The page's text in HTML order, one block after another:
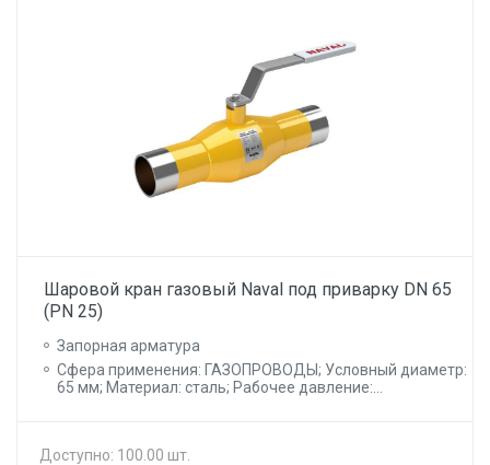
Шаровой кран газовый Naval под приварку DN 65
(PN 25)
Запорная арматура
Сфера применения: ГАЗОПРОВОДЫ; Условный диаметр:
65 мм; Материал: сталь; Рабочее давление:...
Доступно: 100.00 шт.